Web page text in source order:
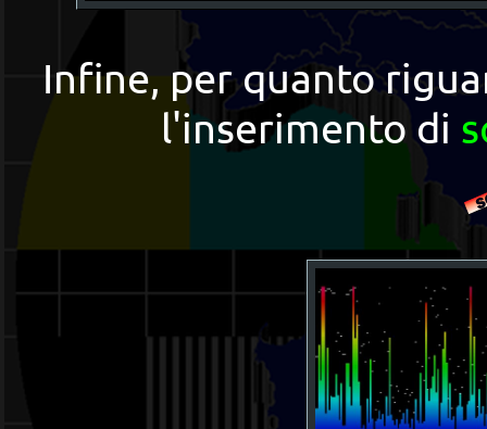
Infine, per quanto
l'inserimento di